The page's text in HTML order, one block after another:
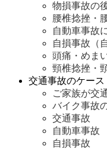
物損事故の
腰椎捻挫・
自動車事故
自損事故（
頭痛・めま
頸椎捻挫・
交通事故のケース
ご家族が交
バイク事故
交通事故
自動車事故
自損事故